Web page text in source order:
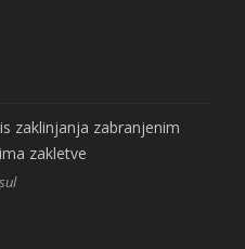
zaklinjanja zabranjenim
zakletve